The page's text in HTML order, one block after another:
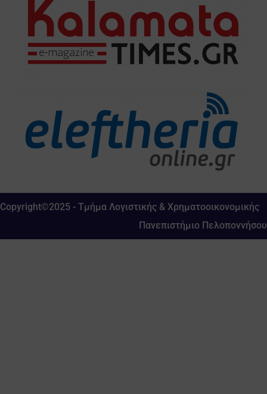
Copyright©2025 - Τμήμα Λογιστικής & Χρηματοοικονομικής
Πανεπιστήμιο Πελοποννήσου